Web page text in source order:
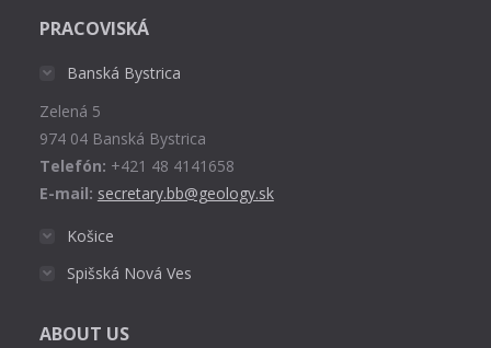
opens
window
PRACOVISKÁ
Banská Bystrica
Zelená 5
974 04 Banská Bystrica
Telefón: +421 48 4141658
E-mail: secretary.bb@geology.sk
Košice
Spišská Nová Ves
ABOUT US